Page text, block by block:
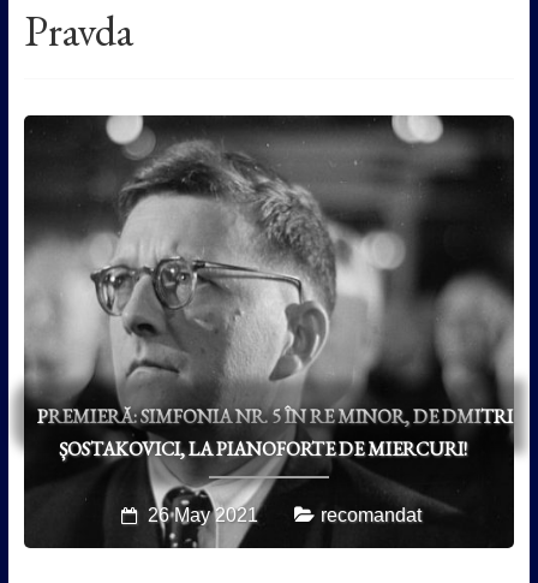
Pravda
PREMIERĂ: SIMFONIA NR. 5 ÎN RE MINOR, DE DMITRI
ȘOSTAKOVICI, LA PIANOFORTE DE MIERCURI!
26 May 2021 recomandat